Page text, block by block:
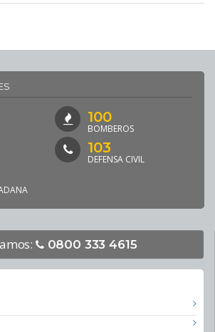
100
BOMBEROS
103
DEFENSA CIVIL
0800 333 4615